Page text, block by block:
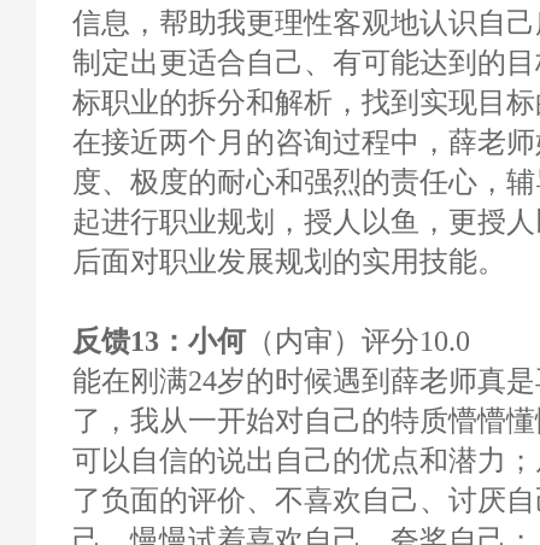
信息，帮助我更理性客观地认识自
制定出更适合自己、有可能达到的
标职业的拆分和解析，找到实现目
在接近两个月的咨询过程中，薛老
度、极度的耐心和强烈的责任心，
起进行职业规划，授人以鱼，更授
后面对职业发展规划的实用技能。
反馈13：小何（内审）评分10.0
能在刚满24岁的时候遇到薛老师真
了，我从一开始对自己的特质懵懵
可以自信的说出自己的优点和潜力
了负面的评价、不喜欢自己、讨厌